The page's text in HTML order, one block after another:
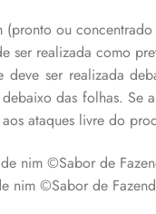
ou
realizada como
ser realizada
das folhas.
ataques livre do
nim ©Sabor de